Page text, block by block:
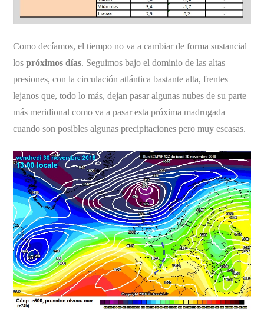
Como decíamos, el tiempo no va a cambiar de forma sustancial
lospróximos días. Seguimos bajo el dominio de las altas
presiones, con la circulación atlántica bastante alta, frentes
lejanos que, todo lo más, dejan pasar algunas nubes de su parte
más meridional como va a pasar esta próxima madrugada
cuando son posibles algunas precipitaciones pero muy escasas.